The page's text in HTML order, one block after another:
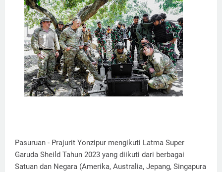
Pasuruan - Prajurit Yonzipur mengikuti Latma Super
Garuda Sheild Tahun 2023 yang diikuti dari berbagai
Satuan dan Negara (Amerika, Australia, Jepang, Singapura